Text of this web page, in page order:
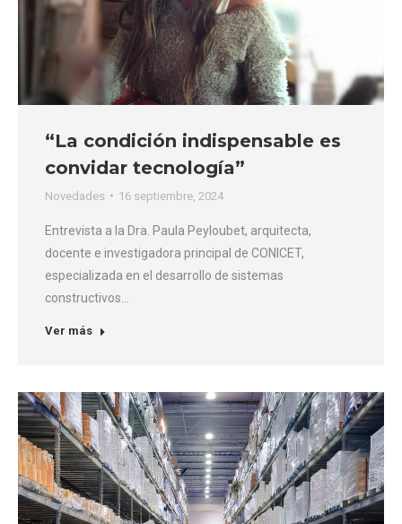
“La condición indispensable es
convidar tecnología”
Novedades 16 septiembre, 2024
Entrevista a la Dra. Paula Peyloubet, arquitecta,
docente e investigadora principal de CONICET,
especializada en el desarrollo de sistemas
constructivos…
Ver más